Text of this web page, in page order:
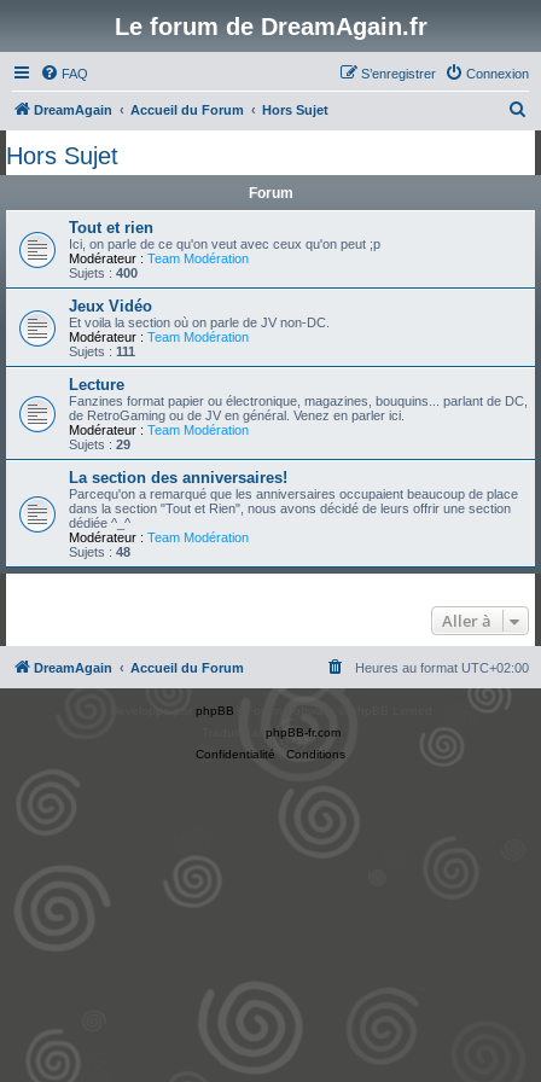
Le forum de DreamAgain.fr
FAQ Connexion
S’enregistrer
DreamAgain Accueil du Forum Hors Sujet
r
Hors Sujet
Forum
Tout et rien
Ici, on parle de ce qu'on veut avec ceux qu'on peut ;p
Modérateur : Team Modération
Sujets : 400
Jeux Vidéo
Et voila la section où on parle de JV non-DC.
Modérateur : Team Modération
Sujets : 111
Lecture
Fanzines format papier ou électronique, magazines, bouquins... parlant de DC,
de RetroGaming ou de JV en général. Venez en parler ici.
Modérateur : Team Modération
Sujets : 29
La section des anniversaires!
Parcequ'on a remarqué que les anniversaires occupaient beaucoup de place
dans la section "Tout et Rien", nous avons décidé de leurs offrir une section
dédiée ^_^
Modérateur : Team Modération
Sujets : 48
Aller à
DreamAgain Accueil du Forum Heures au format UTC+02:00
phpBB
phpBB-fr.com
Confidentialité
Conditions